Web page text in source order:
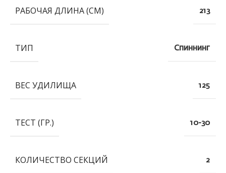
РАБОЧАЯ ДЛИНА (СМ) 213
ТИП Спиннинг
ВЕС УДИЛИЩА 125
ТЕСТ (ГР.) 10-30
КОЛИЧЕСТВО СЕКЦИЙ 2